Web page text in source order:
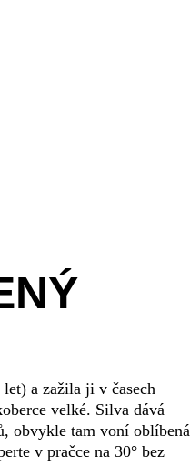
a zažila ji v časech
velké. Silva dává
obvykle tam voní oblíbená
v pračce na 30° bez